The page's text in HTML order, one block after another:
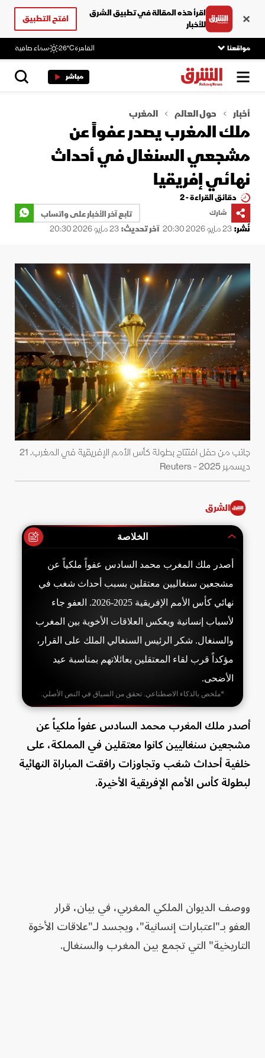
اقرأ هذه المقالة في تطبيق الشرق
للأخبار
افتح التطبيق
مواقعنا القاهرة26°C سماء صافية
مباشر
أخبار حول العالم المغرب
ملك المغرب يصدر عفواً عن
مشجعي السنغال في أحداث
نهائي إفريقيا
دقائق القراءة - 2
شارك
تابع آخر الأخبار على واتساب
نُشر:23 مايو 2026 20:30 آخر تحديث:23 مايو 2026 20:30
جانب من حفل افتتاح بطولة كأس الأمم الإفريقية في المغرب. 21
ديسمبر 2025 - Reuters
الشرق
الخلاصة
أصدر ملك المغرب محمد السادس عفواً ملكياً عن
مشجعين سنغاليين معتقلين بسبب أحداث شغب في
نهائي كأس الأمم الإفريقية 2025-2026. العفو جاء
لأسباب إنسانية ويعكس العلاقات الأخوية بين المغرب
والسنغال. شكر الرئيس السنغالي الملك على القرار،
مؤكداً قرب لقاء المعتقلين بعائلاتهم بمناسبة عيد
الأضحى.
*ملخص بالذكاء الاصطناعي. تحقق من السياق في النص الأصلي.
أصدر ملك المغرب محمد السادس عفواً ملكياً عن
مشجعين سنغاليين كانوا معتقلين في المملكة، على
خلفية أحداث شغب وتجاوزات رافقت المباراة النهائية
لبطولة كأس الأمم الإفريقية الأخيرة.
ووصف الديوان الملكي المغربي، في بيان، قرار
العفو بـ"اعتبارات إنسانية"، ويجسد لـ"علاقات الأخوة
التاريخية" التي تجمع بين المغرب والسنغال.